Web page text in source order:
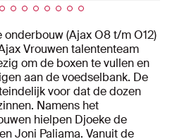
(Ajax O8 t/m O12)
Vrouwen talententeam
om de boxen te vullen en
aan de voedselbank. De
voor dat de dozen
Namens het
hielpen Djoeke de
Joni Paliama. Vanuit de